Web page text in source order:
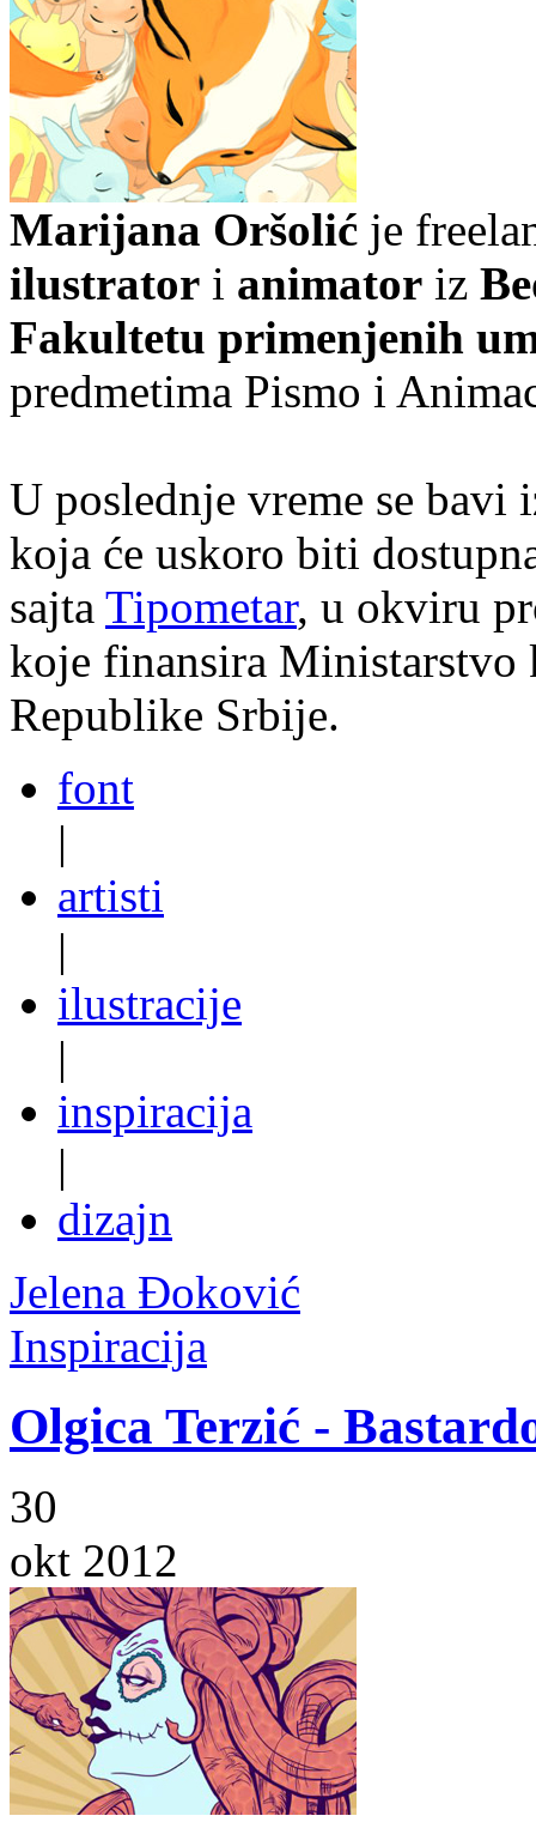
Marijana Oršolić je
ilustrator i animator iz
Fakultetu primenjenih
predmetima Pismo i
U poslednje vreme se
koja će uskoro biti
sajta Tipometar, u okviru
koje finansira
Republike Srbije.
font
|
artisti
|
ilustracije
|
inspiracija
|
dizajn
Jelena Đoković
Inspiracija
Olgica Terzić -
30
okt 2012